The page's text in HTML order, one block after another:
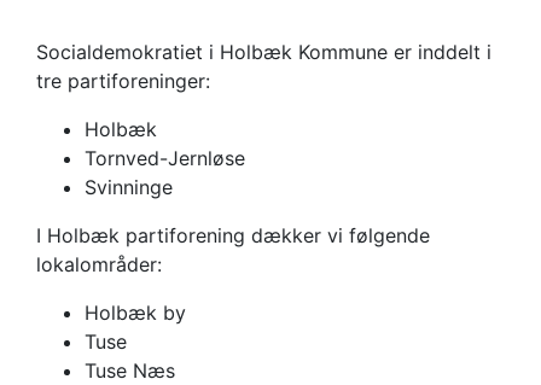
Socialdemokratiet i Holbæk Kommune er inddelt i
tre partiforeninger:
Holbæk
Tornved-Jernløse
Svinninge
I Holbæk partiforening dækker vi følgende
lokalområder:
Holbæk by
Tuse
Tuse Næs